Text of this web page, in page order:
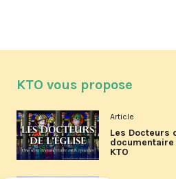
KTO vous propose
Article
Les Docteurs
KTO